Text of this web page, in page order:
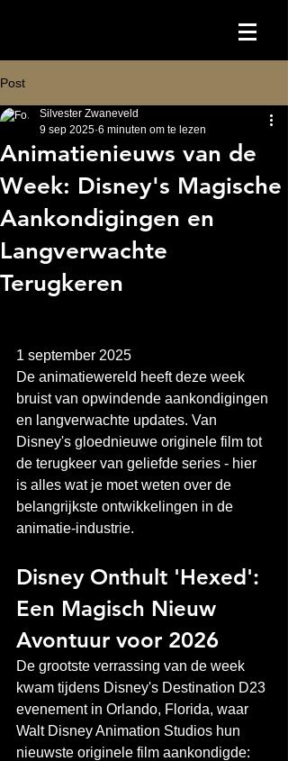
Post
Animatienieuws van de
Week: Disney's Magische
Aankondigingen en
Langverwachte
Terugkeren
Silvester Zwaneveld
9 sep 2025 6 minuten om te lezen
1 september 2025
De animatiewereld heeft deze week
bruist van opwindende aankondigingen
en langverwachte updates. Van
Disney's gloednieuwe originele film tot
de terugkeer van geliefde series - hier
is alles wat je moet weten over de
belangrijkste ontwikkelingen in de
animatie-industrie.
Disney Onthult 'Hexed':
Een Magisch Nieuw
Avontuur voor 2026
De grootste verrassing van de week
kwam tijdens Disney's Destination D23
evenement in Orlando, Florida, waar
Walt Disney Animation Studios hun
nieuwste originele film aankondigde: